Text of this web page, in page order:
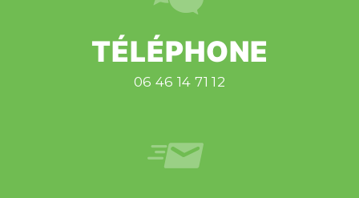
TÉLÉPHONE
06 46 14 71 12